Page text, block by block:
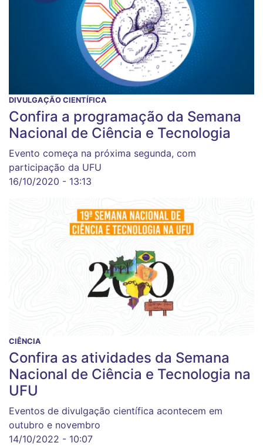
DIVULGAÇÃO CIENTÍFICA
Confira a programação da Semana
Nacional de Ciência e Tecnologia
Evento começa na próxima segunda, com
participação da UFU
16/10/2020 - 13:13
CIÊNCIA
Confira as atividades da Semana
Nacional de Ciência e Tecnologia na
UFU
Eventos de divulgação científica acontecem em
outubro e novembro
14/10/2022 - 10:07